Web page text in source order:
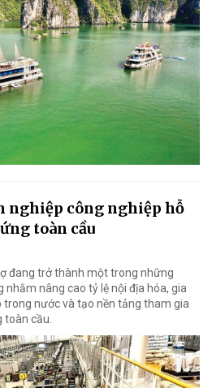
nghiệp công nghiệp hỗ
toàn cầu
đang trở thành một trong những
nâng cao tỷ lệ nội địa hóa, gia
nước và tạo nền tảng tham gia
cầu.